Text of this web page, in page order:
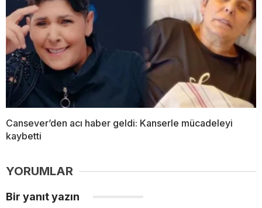
Cansever’den acı haber geldi: Kanserle mücadeleyi
kaybetti
YORUMLAR
Bir yanıt yazın